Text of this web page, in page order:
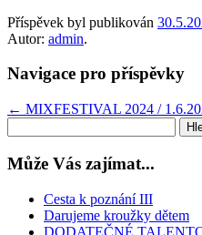
Příspěvek byl publikován
Autor: admin.
Navigace pro příspěvky
← MIXFESTIVAL 2024 /
Může Vás zajímat...
Cesta k poznání III
Darujeme kroužky dětem
DODATEČNÉ